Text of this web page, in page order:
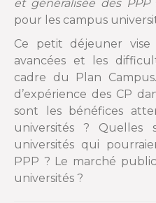
et généralisée des PPP
pour les campus
Ce petit déjeuner
avancées et les
cadre du Plan
d’expérience des CP
sont les bénéfices
universités ? Quelles
universités qui
PPP ? Le marché
universités ?